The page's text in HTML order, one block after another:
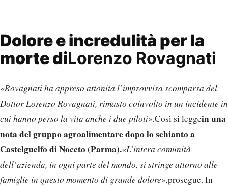
Dolore e incredulità per la
morte diLorenzo Rovagnati
«Rovagnati ha appreso attonita l’improvvisa scomparsa del
Dottor Lorenzo Rovagnati, rimasto coinvolto in un incidente in
cui hanno perso la vita anche i due piloti».Così si leggein una
nota del gruppo agroalimentare dopo lo schianto a
Castelguelfo di Noceto (Parma).«L’intera comunità
dell’azienda, in ogni parte del mondo, si stringe attorno alle
famiglie in questo momento di grande dolore»,prosegue. In